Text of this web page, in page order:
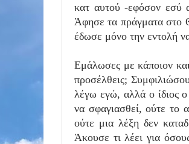
κατ αυτού -εφόσον εσύ
Άφησε τα πράγματα στο
έδωσε μόνο την εντολή
Εμάλωσες με κάποιον
προσέλθεις;
λέγω εγώ, αλλά ο ίδιος
να σφαγιασθεί, ούτε το
ούτε μια λέξη δεν
Άκουσε τι λέει για